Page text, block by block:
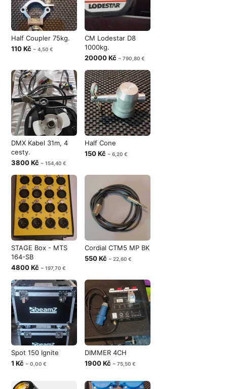
Half Coupler 75kg.
110 Kč ~ 4,50 €
CM Lodestar D8
1000kg.
20000 Kč ~ 790,80 €
DMX Kabel 31m, 4
cesty.
3800 Kč ~ 154,40 €
Half Cone
150 Kč ~ 6,20 €
STAGE Box - MTS
164-SB
4800 Kč ~ 197,70 €
Cordial CTM5 MP BK
550 Kč ~ 22,60 €
Spot 150 Ignite
1 Kč ~ 0,00 €
DIMMER 4CH
1900 Kč ~ 75,50 €